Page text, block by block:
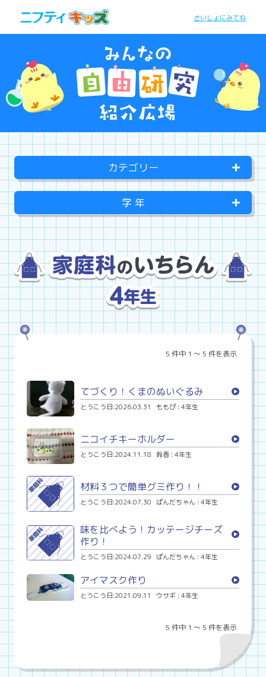
さいしょにみてね
カテゴリー
学 年
5 件中 1 〜 5 件を表示
てづくり！くまのぬいぐるみ
とうこう日:2026.03.31 ももぴ : 4年生
ニコイチキーホルダー
とうこう日:2024.11.18 鈴香 : 4年生
材料３つで簡単グミ作り！！
とうこう日:2024.07.30 ぱんだちゃん : 4年生
味を比べよう！カッテージチーズ
作り！
とうこう日:2024.07.29 ぱんだちゃん : 4年生
アイマスク作り
とうこう日:2021.09.11 ウサギ : 4年生
5 件中 1 〜 5 件を表示